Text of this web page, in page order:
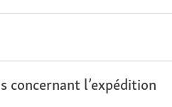
concernant l’expédition